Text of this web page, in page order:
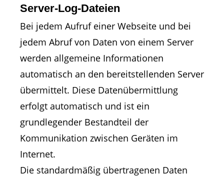
Server-Log-Dateien
Bei jedem Aufruf einer Webseite und bei
jedem Abruf von Daten von einem Server
werden allgemeine Informationen
automatisch an den bereitstellenden Server
übermittelt. Diese Datenübermittlung
erfolgt automatisch und ist ein
grundlegender Bestandteil der
Kommunikation zwischen Geräten im
Internet.
Die standardmäßig übertragenen Daten